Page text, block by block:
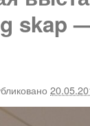
skap